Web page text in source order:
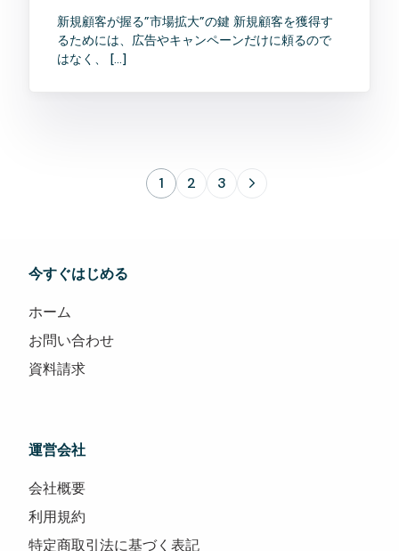
新規顧客が握る”市場拡大”の鍵 新規顧客を獲得す
るためには、広告やキャンペーンだけに頼るので
はなく、 […]
1 2 3
今すぐはじめる
ホーム
お問い合わせ
資料請求
運営会社
会社概要
利用規約
特定商取引法に基づく表記